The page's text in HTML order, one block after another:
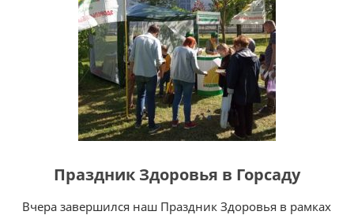
Праздник Здоровья в Горсаду
Вчера завершился наш Праздник Здоровья в рамках